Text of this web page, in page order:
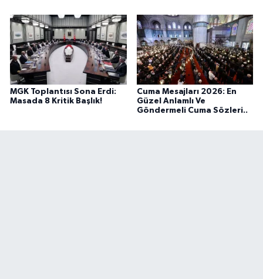
MGK Toplantısı Sona Erdi:
Masada 8 Kritik Başlık!
Cuma Mesajları 2026: En
Güzel Anlamlı Ve
Göndermeli Cuma Sözleri..